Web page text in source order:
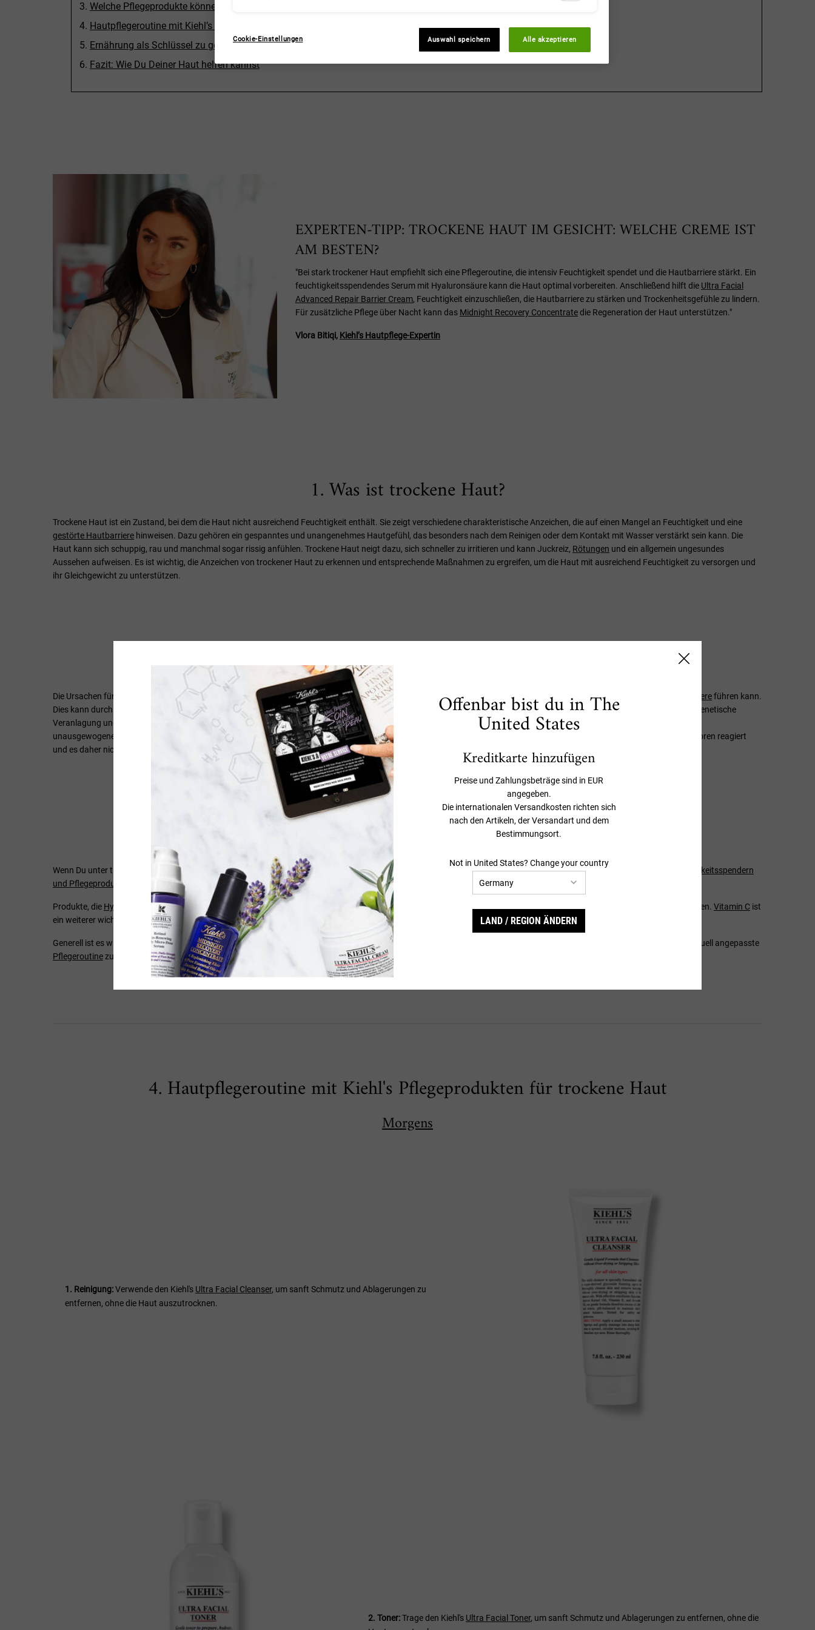
Welche Pflegeprodukte können helfen?
Hautpflegeroutine mit Kiehl’s Pflegeprodukten für trockene Haut
Ernährung als Schlüssel zu gesunder Haut
Fazit: Wie Du Deiner Haut helfen kannst
EXPERTEN-TIPP: TROCKENE HAUT IM GESICHT: WELCHE CREME IST
AM BESTEN?
"Bei stark trockener Haut empfiehlt sich eine Pflegeroutine, die intensiv Feuchtigkeit spendet und die Hautbarriere stärkt. Ein
feuchtigkeitsspendendes Serum mit Hyaluronsäure kann die Haut optimal vorbereiten. Anschließend hilft die Ultra Facial
Advanced Repair Barrier Cream, Feuchtigkeit einzuschließen, die Hautbarriere zu stärken und Trockenheitsgefühle zu lindern.
Für zusätzliche Pflege über Nacht kann das Midnight Recovery Concentratedie Regeneration der Haut unterstützen."
Vlora Bitiqi, Kiehl’s Hautpflege-Expertin
1. Was ist trockene Haut?
Trockene Haut ist ein Zustand, bei dem die Haut nicht ausreichend Feuchtigkeit enthält. Sie zeigt verschiedene charakteristische Anzeichen, die auf einen Mangel an Feuchtigkeit und eine
gestörte Hautbarriere hinweisen. Dazu gehören ein gespanntes und unangenehmes Hautgefühl, das besonders nach dem Reinigen oder dem Kontakt mit Wasser verstärkt sein kann. Die
Haut kann sich schuppig, rau und manchmal sogar rissig anfühlen. Trockene Haut neigt dazu, sich schneller zu irritieren und kann Juckreiz, Rötungen und ein allgemein ungesundes
Aussehen aufweisen. Es ist wichtig, die Anzeichen von trockener Haut zu erkennen und entsprechende Maßnahmen zu ergreifen, um die Haut mit ausreichend Feuchtigkeit zu versorgen und
ihr Gleichgewicht zu unterstützen.
2. Was sind die Ursachen trockener Haut?
Die Ursachen für trockene Haut können vielfältig sein. Eine mögliche Ursache ist ein Mangel an natürlichen Ölen und Feuchtigkeit in der Haut, was zu einer gestörten Hautbarriereführen kann.
Dies kann durch externe Faktoren wie kaltes Wetter, niedrige Luftfeuchtigkeit, häufiges Waschen mit aggressiven Seifen oder übermäßiges Duschen verursacht werden. Eine genetische
Veranlagung und bestimmte Krankheiten wie Neurodermitis oder Ekzeme können ebenfalls zu trockener Haut führen. Darüber hinaus können hormonelle Veränderungen, eine
unausgewogene Ernährung und bestimmte Medikamente trockene Haut begünstigen. Es ist wichtig zu beachten, dass jeder Mensch individuell unterschiedlich auf diese Faktoren reagiert
und es daher nicht eine einzige Ursache für trockene Haut gibt.
3. Welche Pflegeprodukte können helfen?
Wenn Du unter trockener Haut leidest, fragst Du Dich vielleicht, was Deinem Körper fehlt und wie Du die Feuchtigkeit wiederherstellen kannst. Es gibt eine Vielzahl von
Feuchtigkeitsspendern
und Pflegeprodukten
, die besonders wirksam bei der Pflege von trockener Haut sind. Darüber hinaus gibt es auch spezielle Pflegeprodukte, die helfen können.
Produkte, die Hyaluronsäureenthalten, sind besonders empfehlenswert, da sie Feuchtigkeit in den Hautzellen binden und so für eine langanhaltende Hydratation sorgen können. Vitamin C ist
ein weiterer wichtiger Inhaltsstoff, da es die Produktion von Kollagen anregt und somit die Haut straffer und glatter macht.
Generell ist es wichtig, sanfte Feuchtigkeitsspender und Pflegeprodukte zu verwenden, da diese die Hautbarriere weiter schwächen können. Es ist also wichtig, auf eine individuell angepasste
Pflegeroutinezu achten, die gegen trockene Haut wirkt.
4. Hautpflegeroutine mit Kiehl's Pflegeprodukten für trockene Haut
Morgens
1. Reinigung:Verwende den Kiehl's Ultra Facial Cleanser, um sanft Schmutz und Ablagerungen zu
entfernen, ohne die Haut auszutrocknen.
2. Toner:Trage den Kiehl's Ultra Facial Toner, um sanft Schmutz und Ablagerungen zu entfernen, ohne die
Cookie-Einstellungen Auswahl speichern Alle akzeptieren
Offenbar bist du in The
United States
Kreditkarte hinzufügen
Preise und Zahlungsbeträge sind in EUR
angegeben.
Die internationalen Versandkosten richten sich
nach den Artikeln, der Versandart und dem
Bestimmungsort.
Not in United States? Change your country
LAND / REGION ÄNDERN